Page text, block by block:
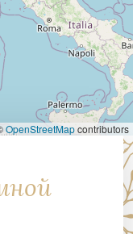
OpenStreetMapcontributors